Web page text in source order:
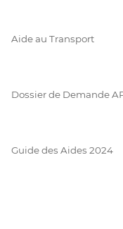
Aide au Transport
Dossier de Demande
Guide des Aides 2024